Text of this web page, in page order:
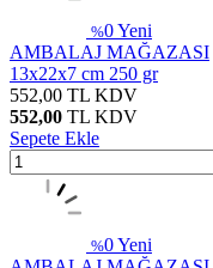
%0Yeni
AMBALAJ MAĞAZASI
13x22x7 cm 250 gr
552,00 TL KDV
552,00 TL KDV
Sepete Ekle
%0Yeni